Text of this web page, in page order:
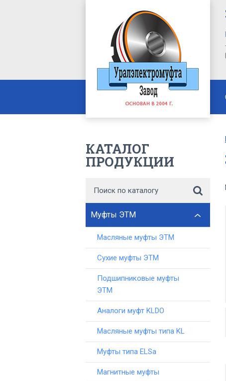
КАТАЛОГ
ПРОДУКЦИИ
Муфты ЭТМ
Масляные муфты ЭТМ
Сухие муфты ЭТМ
Подшипниковые муфты
ЭТМ
Аналоги муфт KLDO
Масляные муфты типа KL
Муфты типа ELSa
Магнитные муфты